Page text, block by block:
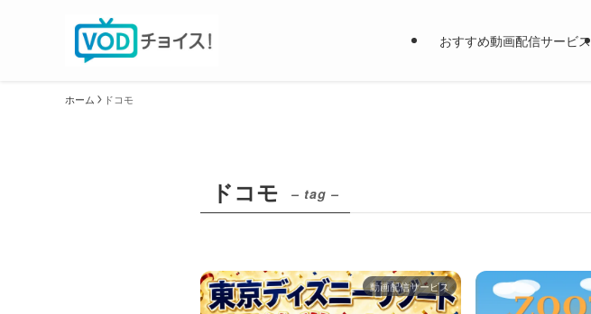
おすすめ動画配信サービス
ホーム ドコモ
ドコモ – tag –
動画配信サービス